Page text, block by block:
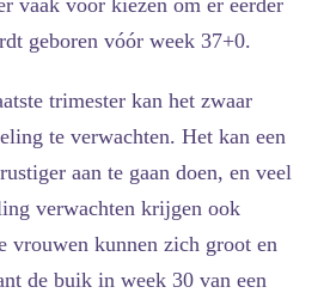
geboren vóór week 37+0.
trimester kan het zwaar
te verwachten. Het kan een
aan te gaan doen, en veel
verwachten krijgen ook
vrouwen kunnen zich groot en
de buik in week 30 van een